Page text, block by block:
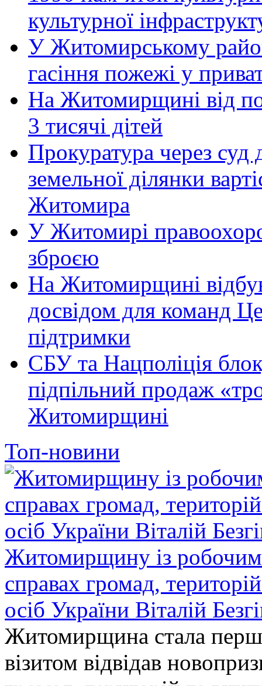
культурної
У Житомирському
гасіння пожежі у
На Житомирщині від
3 тисячі дітей
Прокуратура через суд
земельної ділянки
Житомира
У Житомирі
зброєю
На Житомирщині
досвідом для команд
підтримки
СБУ та Нацполіція
підпільний продаж
Житомирщині
Топ-новини
Житомирщину із робочим
справах громад,
осіб України Віталій
Житомирщина стала
візитом відвідав